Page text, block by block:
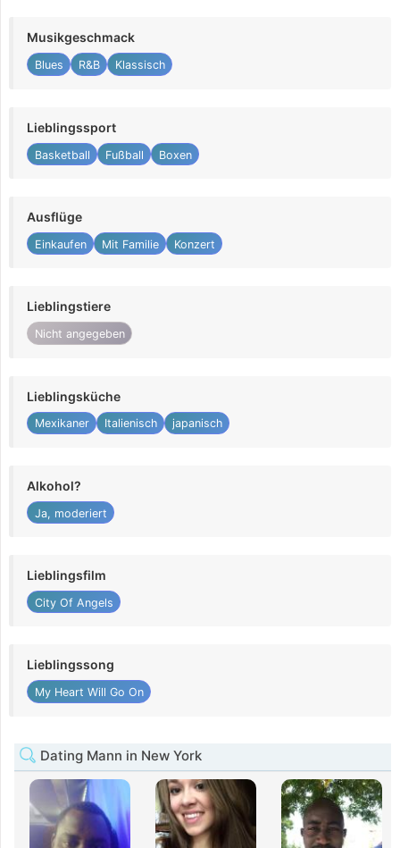
Musikgeschmack
Blues R&B Klassisch
Lieblingssport
Basketball Fußball Boxen
Ausflüge
Einkaufen Mit Familie Konzert
Lieblingstiere
Nicht angegeben
Lieblingsküche
Mexikaner Italienisch japanisch
Alkohol?
Ja, moderiert
Lieblingsfilm
City Of Angels
Lieblingssong
My Heart Will Go On
Dating Mann in New York